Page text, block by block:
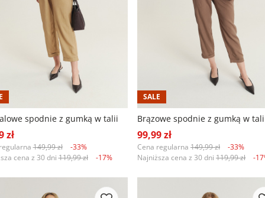
spodnie z gumką w talii
zł
149,99 zł
-33%
cena z 30 dni119,99 zł -17%
SALE
Brązowe spodnie z gumką w
99,99 zł
Cena regularna 149,99 zł
-33%
Najniższa cena z 30 dni 119,99 zł -